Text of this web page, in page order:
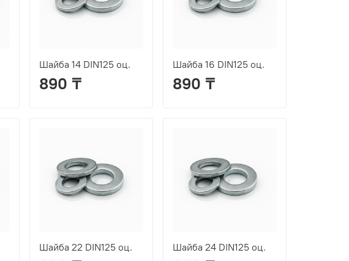
Шайба 14 DIN125 оц.
890 ₸
Шайба 16 DIN125 оц.
890 ₸
Шайба 22 DIN125 оц. Шайба 24 DIN125 оц.